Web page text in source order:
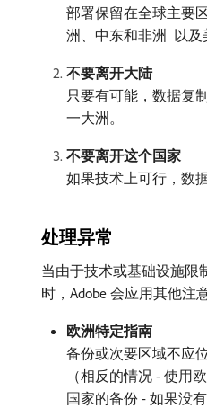
部署保留在全球主要
洲、中东和非洲​ 以及
不要离开大陆
只要有可能，数据复
一大洲。
不要离开这个国家
如果技术上可行，数
处理异常
当由于技术或基础设施限
时，Adobe 会应用其他注
欧洲特定指南
备份或次要区域不应
（相反的情况 - 使用
国家的备份 - 如果没